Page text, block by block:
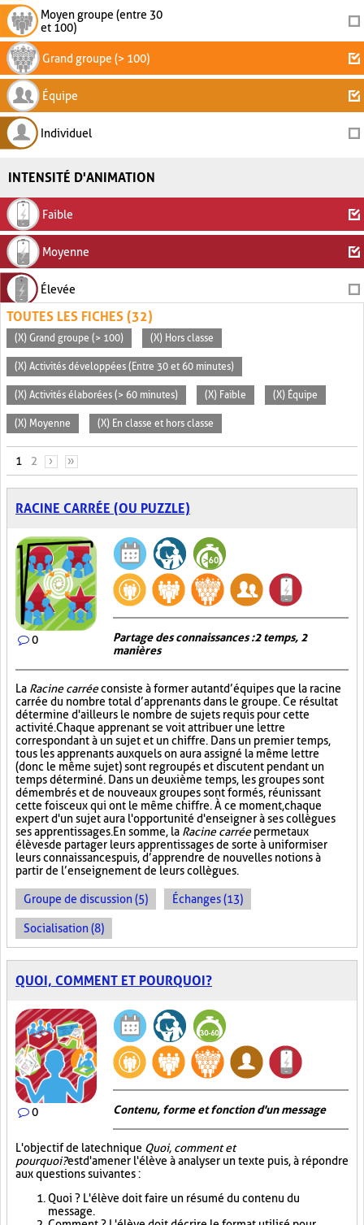
Moyen groupe (entre 30
et 100)
Grand groupe (> 100)
Équipe
Individuel
INTENSITÉ D'ANIMATION
Faible
Moyenne
Élevée
TOUTES LES FICHES (32)
(X) Grand groupe (> 100) (X) Hors classe
(X) Activités développées (Entre 30 et 60 minutes)
(X) Activités élaborées (> 60 minutes) (X) Faible (X) Équipe
(X) Moyenne (X) En classe et hors classe
PAGES
1 2 › »
RACINE CARRÉE (OU PUZZLE)
0
Partage des connaissances : 2 temps, 2
manières
La Racine carréeconsiste à former autant d’équipes que la racine
carrée du nombre total d’apprenants dans le groupe. Ce résultat
détermine d'ailleurs le nombre de sujets requis pour cette
activité. Chaque apprenant se voit attribuer une lettre
correspondant à un sujet et un chiffre. Dans un premier temps,
tous les apprenants auxquels on aura assigné la même lettre
(donc le même sujet) sont regroupés et discutent pendant un
temps déterminé. Dans un deuxième temps, les groupes sont
démembrés et de nouveaux groupes sont formés, réunissant
cette fois ceux qui ont le même chiffre. À ce moment, chaque
expert d'un sujet aura l'opportunité d'enseigner à ses collègues
ses apprentissages. En somme, la Racine carréepermet aux
élèves de partager leurs apprentissages de sorte à uniformiser
leurs connaissances puis, d’apprendre de nouvelles notions à
partir de l’enseignement de leurs collègues.
Groupe de discussion (5) Échanges (13)
Socialisation (8)
QUOI, COMMENT ET POURQUOI?
0 Contenu, forme et fonction d'un message
L'objectif de la technique Quoi, comment et
pourquoi?est d'amener l'élève à analyser un texte puis, à répondre
aux questions suivantes :
Quoi ? L'élève doit faire un résumé du contenu du
message.